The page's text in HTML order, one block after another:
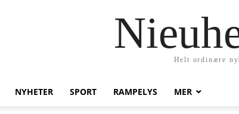
Helt ordinære
NYHETER SPORT RAMPELYS MER